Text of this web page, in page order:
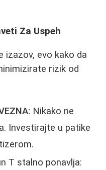
Za Uspeh
izazov, evo kako da
rizik od
Nikako ne
Investirajte u patike
T stalno ponavlja: